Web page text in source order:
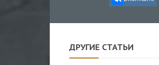
ДРУГИЕ СТАТЬИ